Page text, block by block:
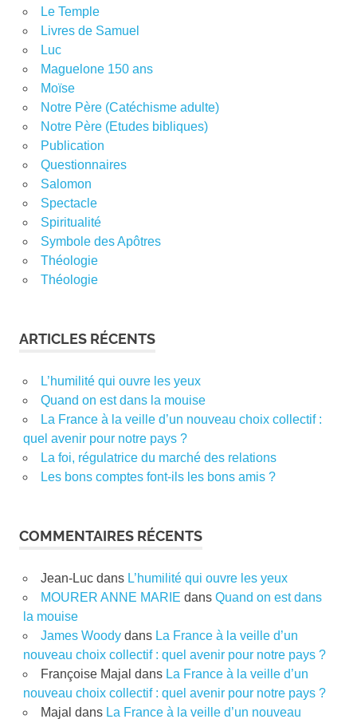
Le Temple
Livres de Samuel
Luc
Maguelone 150 ans
Moïse
Notre Père (Catéchisme adulte)
Notre Père (Etudes bibliques)
Publication
Questionnaires
Salomon
Spectacle
Spiritualité
Symbole des Apôtres
Théologie
Théologie
ARTICLES RÉCENTS
L’humilité qui ouvre les yeux
Quand on est dans la mouise
La France à la veille d’un nouveau choix collectif :
quel avenir pour notre pays ?
La foi, régulatrice du marché des relations
Les bons comptes font-ils les bons amis ?
COMMENTAIRES RÉCENTS
Jean-Lucdans L’humilité qui ouvre les yeux
MOURER ANNE MARIE dans Quand on est dans
la mouise
James Woodydans La France à la veille d’un
nouveau choix collectif : quel avenir pour notre pays ?
Françoise Majal dans La France à la veille d’un
nouveau choix collectif : quel avenir pour notre pays ?
Majal dans La France à la veille d’un nouveau